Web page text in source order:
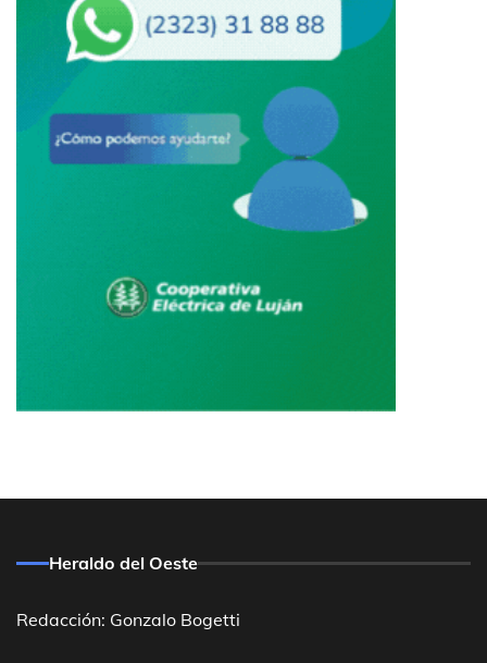
Heraldo del Oeste
Redacción: Gonzalo Bogetti